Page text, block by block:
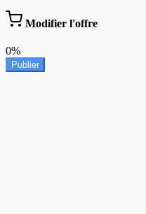
Modifier l'offre
0%
Publier